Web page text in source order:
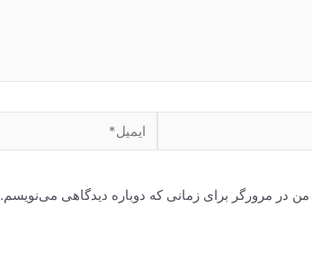
ایمیل*
من در مرورگر برای زمانی که دوباره دیدگاهی می‌نویسم.